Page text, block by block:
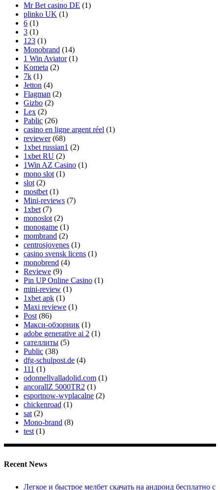
Mr Bet casino DE (1)
plinko UK (1)
6 (1)
3 (1)
123 (1)
Monobrand (14)
1 Win Aviator(1)
Kometa (2)
7k (1)
Jetton (4)
Flagman (2)
Gizbo (2)
Lex (2)
Pablic (26)
casino en ligne argent réel (1)
reviewer(68)
1xbet russian1 (2)
1xbet RU (2)
1Win AZ Casino (1)
mono slot (1)
slot (2)
mostbet (1)
Mini-reviews (7)
1xbet (7)
monoslot (2)
monogame (1)
mombrand (2)
centrosjovenes (1)
casino svensk licens (1)
monobrend (4)
Reviewe (9)
Pin UP Online Casino (1)
mini-review (1)
1xbet apk (1)
Maxi reviewe (1)
Post (86)
Макси-обзорник (1)
adobe generative ai 2 (1)
сателлиты (5)
Public (38)
dfg-schulpost.de (4)
111 (1)
odonnellvalladolid.com (1)
ancorallZ 5000TR2 (1)
esportnow-wyplacalne (2)
chickenroad (1)
sat (2)
Mono-brand (8)
test (1)
Recent News
Легкое и быстрое мелбет скачать на андроид бесплатно с